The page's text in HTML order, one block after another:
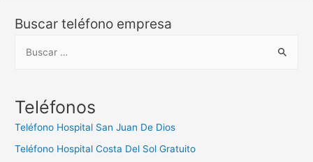
Buscar teléfono empresa
c
:
Teléfonos
Teléfono Hospital San Juan De Dios
Teléfono Hospital Costa Del Sol Gratuito